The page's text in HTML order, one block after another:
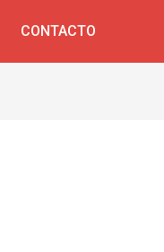
CONTACTO